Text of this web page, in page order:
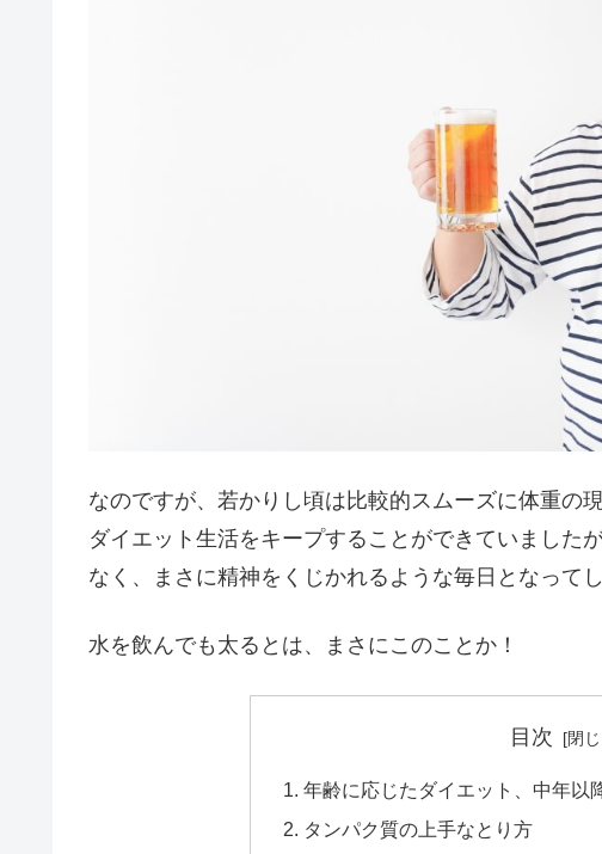
なのですが、若かりし頃は比較的スムーズに体重の
ダイエット生活をキープすることができていました
なく、まさに精神をくじかれるような毎日となって
水を飲んでも太るとは、まさにこのことか！
目次
年齢に応じたダイエット、中年以
タンパク質の上手なとり方